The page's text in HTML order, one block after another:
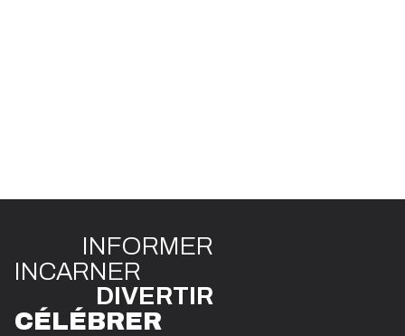
INFORMER
INCARNER
DIVERTIR
CÉLÉBRER